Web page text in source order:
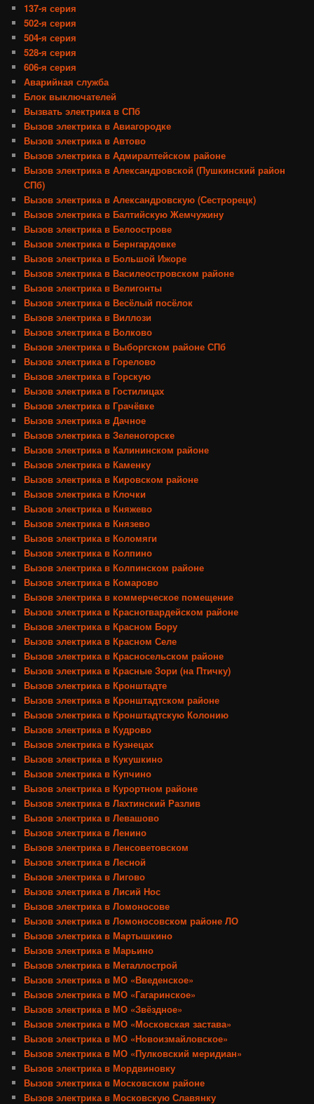
137-я серия
502-я серия
504-я серия
528-я серия
606-я серия
Аварийная служба
Блок выключателей
Вызвать электрика в СПб
Вызов электрика в Авиагородке
Вызов электрика в Автово
Вызов электрика в Адмиралтейском районе
Вызов электрика в Александровской (Пушкинский район
СПб)
Вызов электрика в Александровскую (Сестрорецк)
Вызов электрика в Балтийскую Жемчужину
Вызов электрика в Белоострове
Вызов электрика в Бернгардовке
Вызов электрика в Большой Ижоре
Вызов электрика в Василеостровском районе
Вызов электрика в Велигонты
Вызов электрика в Весёлый посёлок
Вызов электрика в Виллози
Вызов электрика в Волково
Вызов электрика в Выборгском районе СПб
Вызов электрика в Горелово
Вызов электрика в Горскую
Вызов электрика в Гостилицах
Вызов электрика в Грачёвке
Вызов электрика в Дачное
Вызов электрика в Зеленогорске
Вызов электрика в Калининском районе
Вызов электрика в Каменку
Вызов электрика в Кировском районе
Вызов электрика в Клочки
Вызов электрика в Княжево
Вызов электрика в Князево
Вызов электрика в Коломяги
Вызов электрика в Колпино
Вызов электрика в Колпинском районе
Вызов электрика в Комарово
Вызов электрика в коммерческое помещение
Вызов электрика в Красногвардейском районе
Вызов электрика в Красном Бору
Вызов электрика в Красном Селе
Вызов электрика в Красносельском районе
Вызов электрика в Красные Зори (на Птичку)
Вызов электрика в Кронштадте
Вызов электрика в Кронштадтском районе
Вызов электрика в Кронштадтскую Колонию
Вызов электрика в Кудрово
Вызов электрика в Кузнецах
Вызов электрика в Кукушкино
Вызов электрика в Купчино
Вызов электрика в Курортном районе
Вызов электрика в Лахтинский Разлив
Вызов электрика в Левашово
Вызов электрика в Ленино
Вызов электрика в Ленсоветовском
Вызов электрика в Лесной
Вызов электрика в Лигово
Вызов электрика в Лисий Нос
Вызов электрика в Ломоносове
Вызов электрика в Ломоносовском районе ЛО
Вызов электрика в Мартышкино
Вызов электрика в Марьино
Вызов электрика в Металлострой
Вызов электрика в МО «Введенское»
Вызов электрика в МО «Гагаринское»
Вызов электрика в МО «Звёздное»
Вызов электрика в МО «Московская застава»
Вызов электрика в МО «Новоизмайловское»
Вызов электрика в МО «Пулковский меридиан»
Вызов электрика в Мордвиновку
Вызов электрика в Московском районе
Вызов электрика в Московскую Славянку